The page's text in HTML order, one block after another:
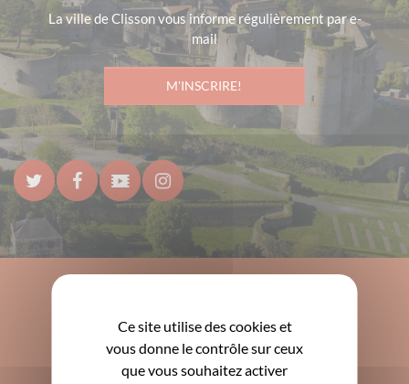
La ville de Clisson vous informe régulièrement par e-
mail
M'INSCRIRE!
Mairie de Clisson
3 Grande rue de la Trinité
44190 Clisson
Ce site utilise des cookies et
vous donne le contrôle sur ceux
que vous souhaitez activer